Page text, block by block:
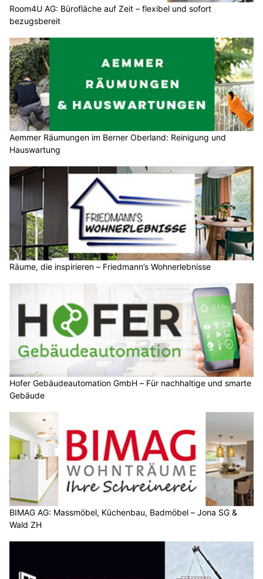
Room4U AG: Bürofläche auf Zeit – flexibel und sofort
bezugsbereit
Aemmer Räumungen im Berner Oberland: Reinigung und
Hauswartung
Räume, die inspirieren – Friedmann’s Wohnerlebnisse
Hofer Gebäudeautomation GmbH – Für nachhaltige und smarte
Gebäude
BIMAG AG: Massmöbel, Küchenbau, Badmöbel – Jona SG &
Wald ZH